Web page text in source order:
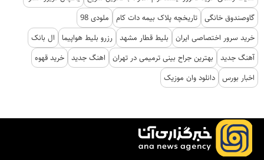
گاوصندوق خانگی تاریخچه پلاک بیمه دات کام
ملودی 98
خرید سرور اختصاصی ایران
بلیط قطار مشهد رزرو بلیط هواپیما
ال بانک
آهنگ جدید
بهترین جراح بینی ترمیمی در تهران اهنگ جدید خرید قهوه
اخبار بورس دانلود وان موزیک